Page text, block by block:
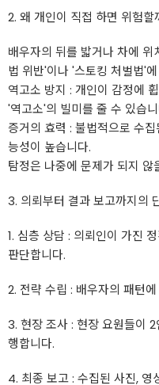
2. 왜 개인이 직접 하면 위험할
배우자의 뒤를 밟거나 차에
법 위반'이나 '스토킹 처벌법'
역고소 방지 : 개인이 감정에
'역고소'의 빌미를 줄 수 있습
증거의 효력 : 불법적으로 수
능성이 높습니다.
탐정은 나중에 문제가 되지
3. 의뢰부터 결과 보고까지의
1. 심층 상담 : 의뢰인이 가진
판단합니다.
2. 전략 수립 : 배우자의 패턴
3. 현장 조사 : 현장 요원들이
행합니다.
4. 최종 보고 : 수집된 사진,